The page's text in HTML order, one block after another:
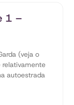
1 –
(veja o
autoestrada